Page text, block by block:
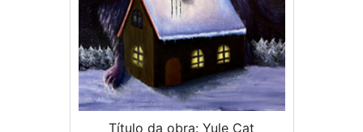
Título da obra: Yule Cat